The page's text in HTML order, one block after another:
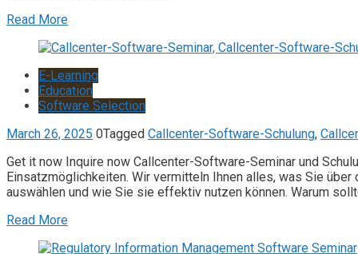
Read More
E-Learning
Education
Software Selection
March 26, 2025 0Tagged Callcenter-Software-Schulung,
Get it now Inquire now Callcenter-Software-Seminar und
Einsatzmöglichkeiten. Wir vermitteln Ihnen alles, was Sie
auswählen und wie Sie sie effektiv nutzen können. Warum
Read More